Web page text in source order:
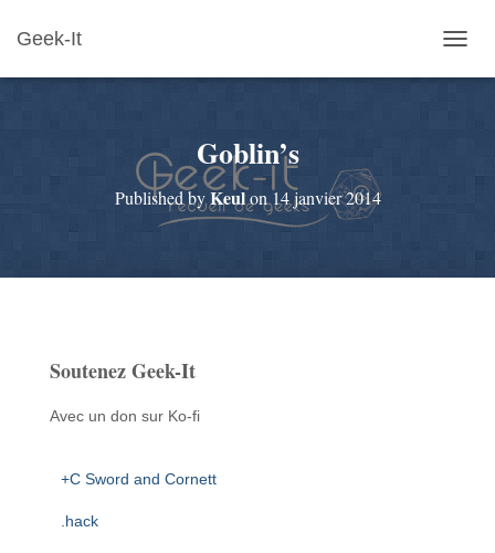
Geek-It
U
Goblin’s
Published byKeulon14 janvier 2014
Soutenez Geek-It
Avec un don sur Ko-fi
+C Sword and Cornett
.hack